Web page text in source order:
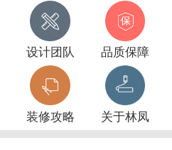
设计团队 品质保障
装修攻略 关于林凤